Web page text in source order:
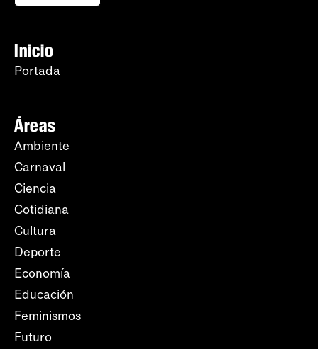
Inicio
Portada
Áreas
Ambiente
Carnaval
Ciencia
Cotidiana
Cultura
Deporte
Economía
Educación
Feminismos
Futuro